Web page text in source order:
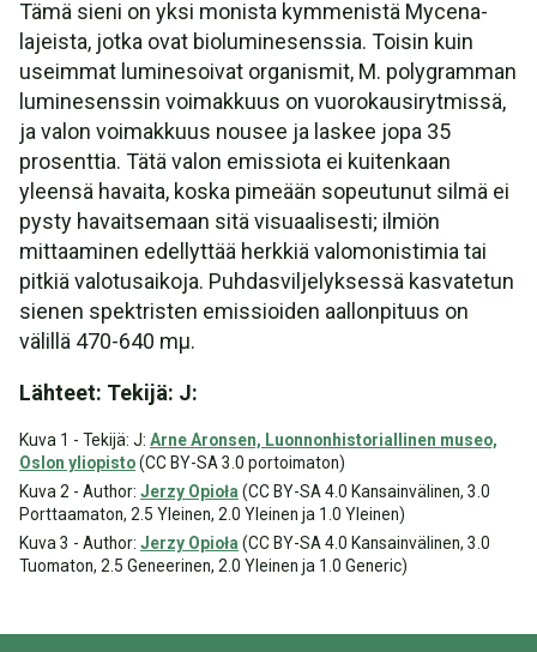
Tämä sieni on yksi monista kymmenistä Mycena-
lajeista, jotka ovat bioluminesenssia. Toisin kuin
useimmat luminesoivat organismit, M. polygramman
luminesenssin voimakkuus on vuorokausirytmissä,
ja valon voimakkuus nousee ja laskee jopa 35
prosenttia. Tätä valon emissiota ei kuitenkaan
yleensä havaita, koska pimeään sopeutunut silmä ei
pysty havaitsemaan sitä visuaalisesti; ilmiön
mittaaminen edellyttää herkkiä valomonistimia tai
pitkiä valotusaikoja. Puhdasviljelyksessä kasvatetun
sienen spektristen emissioiden aallonpituus on
välillä 470-640 mμ.
Lähteet: Tekijä: J:
Kuva 1 - Tekijä: J: Arne Aronsen, Luonnonhistoriallinen museo,
Oslon yliopisto(CC BY-SA 3.0 portoimaton)
Kuva 2 - Author: Jerzy Opioła (CC BY-SA 4.0 Kansainvälinen, 3.0
Porttaamaton, 2.5 Yleinen, 2.0 Yleinen ja 1.0 Yleinen)
Kuva 3 - Author: Jerzy Opioła (CC BY-SA 4.0 Kansainvälinen, 3.0
Tuomaton, 2.5 Geneerinen, 2.0 Yleinen ja 1.0 Generic)